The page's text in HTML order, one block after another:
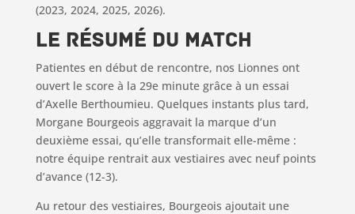
(2023, 2024, 2025, 2026).
Le résumé du match
Patientes en début de rencontre, nos Lionnes ont
ouvert le score à la 29e minute grâce à un essai
d’Axelle Berthoumieu. Quelques instants plus tard,
Morgane Bourgeois aggravait la marque d’un
deuxième essai, qu’elle transformait elle-même :
notre équipe rentrait aux vestiaires avec neuf points
d’avance (12-3).
Au retour des vestiaires, Bourgeois ajoutait une